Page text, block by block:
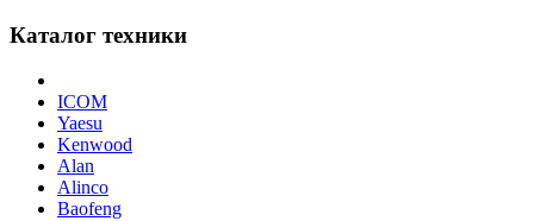
Каталог техники
ICOM
Yaesu
Kenwood
Alan
Alinco
Baofeng